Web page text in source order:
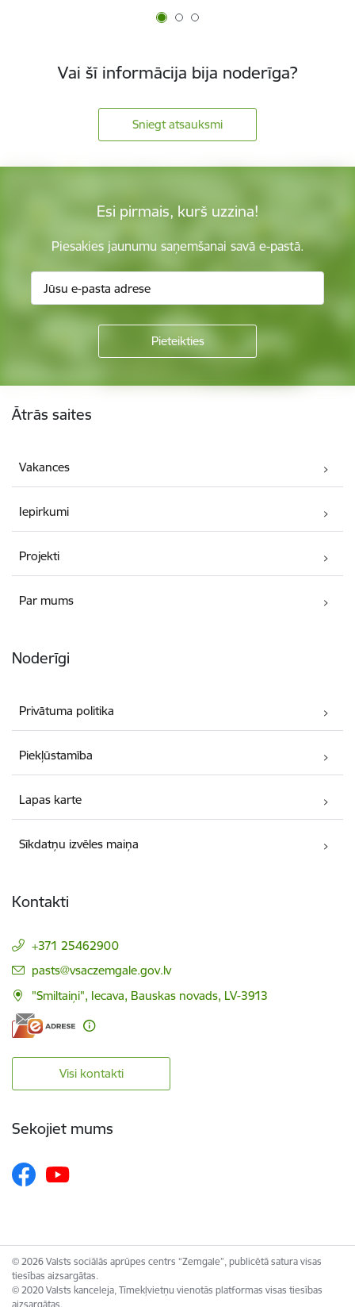
Vai šī informācija bija noderīga?
Sniegt atsauksmi
Esi pirmais, kurš uzzina!
Piesakies jaunumu saņemšanai savā e-pastā.
Ātrās saites
Vakances
Iepirkumi
Projekti
Par mums
Noderīgi
Privātuma politika
Piekļūstamība
Lapas karte
Sīkdatņu izvēles maiņa
Kontakti
+371 25462900
E-pasts:
pasts@vsaczemgale.gov.lv
"Smiltaiņi", Iecava, Bauskas novads, LV-3913
Visi kontakti
Sekojiet mums
© 2026 Valsts sociālās aprūpes centrs “Zemgale”, publicētā satura visas
tiesības aizsargātas.
© 2020 Valsts kanceleja, Tīmekļvietņu vienotās platformas visas tiesības
aizsargātas.